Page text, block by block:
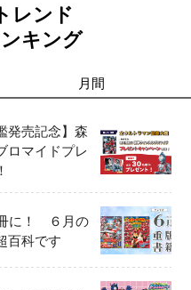
レンド
キング
月間
発売記念】森
ロマイドプレ
に！ ６月の
百科です